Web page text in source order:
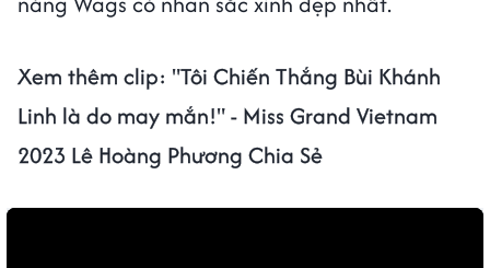
Xem thêm clip: "Tôi Chiến Thắng Bùi Khánh
Linh là do may mắn!" - Miss Grand Vietnam
2023 Lê Hoàng Phương Chia Sẻ